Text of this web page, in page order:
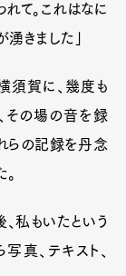
て。これはなに
きました」
須賀に、幾度も
その場の音を録
らの記録を丹念
私もいたという
真、テキスト、